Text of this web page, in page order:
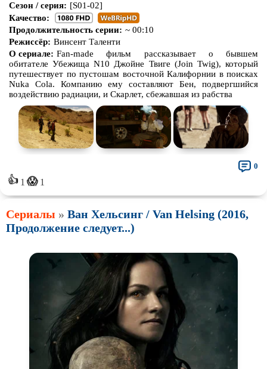
Сезон / серия: [S01-02]
Качество:
Продолжительность серии: ~ 00:10
Режиссёр: Винсент Таленти
О сериале: Fan-made фильм рассказывает о бывшем
обитателе Убежища N10 Джойне Твиге (Join Twig), который
путешествует по пустошам восточной Калифорнии в поисках
Nuka Cola. Компанию ему составляют Бен, подвергшийся
воздействию радиации, и Скарлет, сбежавшая из рабства
👍 1 😱 1
0
Сериалы » Ван Хельсинг / Van Helsing (2016,
Продолжение следует...)